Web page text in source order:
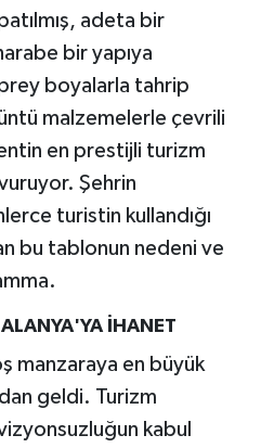
adeta bir
bir yapıya
boyalarla tahrip
malzemelerle çevrili
en prestijli turizm
Şehrin
turistin kullandığı
bu tablonun nedeni ve
ALANYA'YA İHANET
manzaraya en büyük
geldi. Turizm
kabul